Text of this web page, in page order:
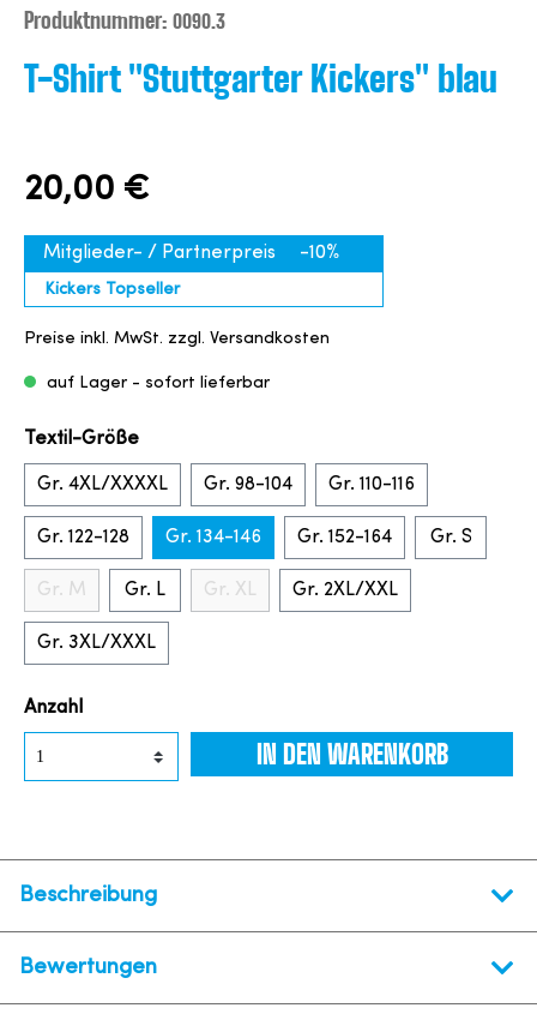
Produktnummer: 0090.3
T-Shirt "Stuttgarter Kickers" blau
20,00 €
Mitglieder- / Partnerpreis -10%
Kickers Topseller
Preise inkl. MwSt. zzgl. Versandkosten
auf Lager - sofort lieferbar
Textil-Größe
Gr. 4XL/XXXXL Gr. 98-104 Gr. 110-116
Gr. 122-128 Gr. 134-146 Gr. 152-164 Gr. S
Gr. M Gr. L Gr. XL Gr. 2XL/XXL
Gr. 3XL/XXXL
Anzahl
IN DEN WARENKORB
Beschreibung
Bewertungen